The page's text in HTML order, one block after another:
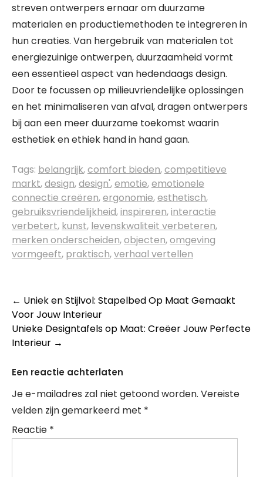
streven ontwerpers ernaar om duurzame
materialen en productiemethoden te integreren in
hun creaties. Van hergebruik van materialen tot
energiezuinige ontwerpen, duurzaamheid vormt
een essentieel aspect van hedendaags design.
Door te focussen op milieuvriendelijke oplossingen
en het minimaliseren van afval, dragen ontwerpers
bij aan een meer duurzame toekomst waarin
esthetiek en ethiek hand in hand gaan.
Tags: belangrijk,comfort bieden,competitieve
markt,design,design',emotie,emotionele
connectie creëren,ergonomie,esthetisch,
gebruiksvriendelijkheid,inspireren,interactie
verbetert, kunst, levenskwaliteit verbeteren,
merken onderscheiden,objecten,omgeving
vormgeeft, praktisch,verhaal vertellen
Berichtnavigatie
← Uniek en Stijlvol: Stapelbed Op Maat Gemaakt
Voor Jouw Interieur
Unieke Designtafels op Maat: Creëer Jouw Perfecte
Interieur →
Een reactie achterlaten
Je e-mailadres zal niet getoond worden. Vereiste
velden zijn gemarkeerd met *
Reactie *